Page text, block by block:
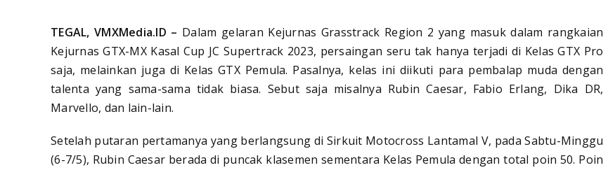
TEGAL, VMXMedia.ID – Dalam gelaran Kejurnas Grasstrack Region 2 yang masuk dalam rangkaian
Kejurnas GTX-MX Kasal Cup JC Supertrack 2023, persaingan seru tak hanya terjadi di Kelas GTX Pro
saja, melainkan juga di Kelas GTX Pemula. Pasalnya, kelas ini diikuti para pembalap muda dengan
talenta yang sama-sama tidak biasa. Sebut saja misalnya Rubin Caesar, Fabio Erlang, Dika DR,
Marvello, dan lain-lain.
Setelah putaran pertamanya yang berlangsung di Sirkuit Motocross Lantamal V, pada Sabtu-Minggu
(6-7/5), Rubin Caesar berada di puncak klasemen sementara Kelas Pemula dengan total poin 50. Poin